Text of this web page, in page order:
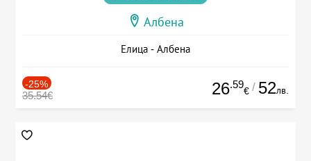
Албена
Елица - Албена
-25%
35.54€ 26.59
€ / 52лв.